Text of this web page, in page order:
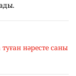
нәресте саны